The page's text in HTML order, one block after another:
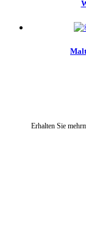
Erhalten Sie